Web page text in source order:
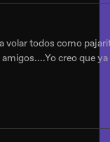
volar todos como
creo que